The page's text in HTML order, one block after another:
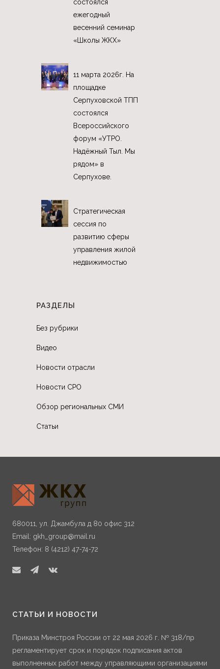
состоялся
ежегодный
весенний семинар
«Школы ЖКХ»
11 марта 2026г. На
площадке
Серпуховской ТПП
состоялся
Всероссийского
форум «УТРО.
Надёжный Тыл. Мы
рядом» в
Серпухове.
Стратегическая
сессия по
развитию сферы
управления жилой
недвижимостью
РАЗДЕЛЫ
Без рубрики
Видео
Новости отрасли
Новости СРО
Обзор региональных СМИ
Статьи
680011, ул. Джамбула д 80 офис 312
Email: gkh_group@mail.ru
Телефон: 8 (4212) 47-74-72
СТАТЬИ И НОВОСТИ
Приказа Минстроя России от 22 мая 2026 г. № 318/пр
регламентирует срок и порядок подписания актов
выполненных работ между управляющими организациями